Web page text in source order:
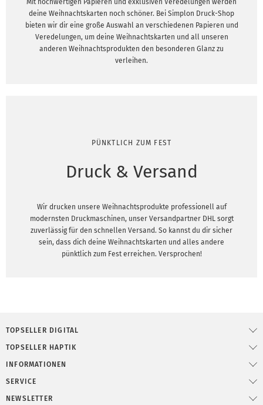
deine Weihnachtskarten noch schöner. Bei Simplon Druck-Shop
bieten wir dir eine große Auswahl an verschiedenen Papieren und
Veredelungen, um deine Weihnachtskarten und all unseren
anderen Weihnachtsprodukten den besonderen Glanz zu
verleihen.
PÜNKTLICH ZUM FEST
Druck & Versand
Wir drucken unsere Weihnachtsprodukte professionell auf
modernsten Druckmaschinen, unser Versandpartner DHL sorgt
zuverlässig für den schnellen Versand. So kannst du dir sicher
sein, dass dich deine Weihnachtskarten und alles andere
pünktlich zum Fest erreichen. Versprochen!
TOPSELLER DIGITAL
TOPSELLER HAPTIK
INFORMATIONEN
SERVICE
NEWSLETTER